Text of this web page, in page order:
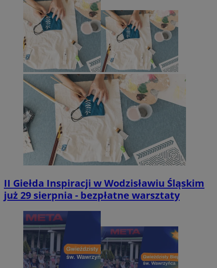
II Giełda Inspiracji w Wodzisławiu Śląskim
już 29 sierpnia - bezpłatne warsztaty